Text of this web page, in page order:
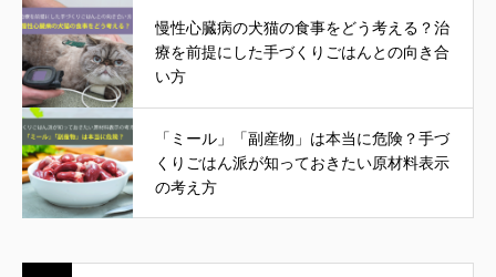
慢性心臓病の犬猫の食事をどう考える？治
療を前提にした手づくりごはんとの向き合
い方
「ミール」「副産物」は本当に危険？手づ
くりごはん派が知っておきたい原材料表示
の考え方